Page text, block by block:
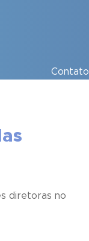
Contato
diretoras no